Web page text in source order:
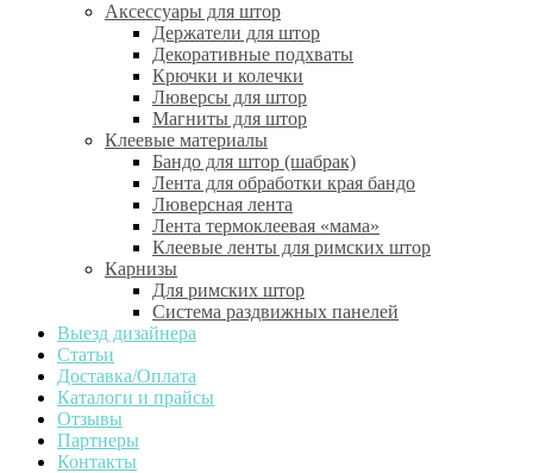
Аксессуары для штор
Держатели для штор
Декоративные подхваты
Крючки и колечки
Люверсы для штор
Магниты для штор
Клеевые материалы
Бандо для штор (шабрак)
Лента для обработки края бандо
Люверсная лента
Лента термоклеевая «мама»
Клеевые ленты для римских штор
Карнизы
Для римских штор
Система раздвижных панелей
Выезд дизайнера
Статьи
Доставка/Оплата
Каталоги и прайсы
Отзывы
Партнеры
Контакты